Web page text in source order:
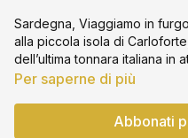
Sardegna, Viaggiamo in
alla piccola isola di
dell’ultima tonnara italiana in
guidano ancora una volta
Falchi della Regina.
Per saperne di più
Abbonati